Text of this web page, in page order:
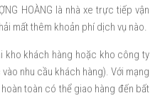
HOÀNG là nhà xe trực tiếp vận
mất thêm khoản phí dịch vụ nào.
kho khách hàng hoặc kho công ty
vào nhu cầu khách hàng). Với mạng
toàn có thể giao hàng đến bất